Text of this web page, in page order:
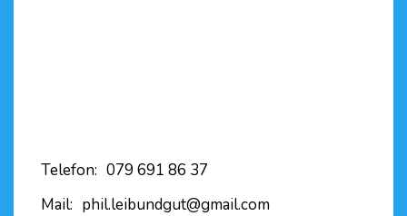
Telefon: 079 691 86 37
Mail: phil.leibundgut@gmail.com